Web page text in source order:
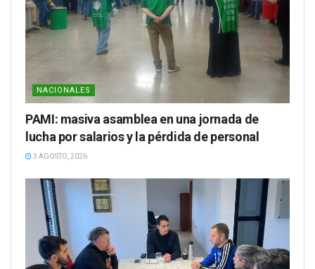
NACIONALES
PAMI: masiva asamblea en una jornada de
lucha por salarios y la pérdida de personal
3 AGOSTO, 2026